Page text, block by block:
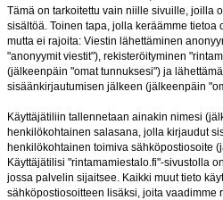
Tämä on tarkoitettu vain niille sivuille, joilla
sisältöä. Toinen tapa, jolla keräämme tietoa
mutta ei rajoita: Viestin lähettäminen
"anonyymit viestit"), rekisteröityminen
(jälkeenpäin "omat tunnuksesi") ja
sisäänkirjautumisen jälkeen (jälkeenpäin
Käyttäjätiliin tallennetaan ainakin nimesi
henkilökohtainen salasana, jolla kirjaudut
henkilökohtainen toimiva sähköpostiosoite
Käyttäjätilisi "rintamamiestalo.fi"-sivustolla
jossa palvelin sijaitsee. Kaikki muut tieto
sähköpostiosoitteen lisäksi, joita vaadimme